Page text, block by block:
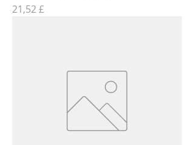
Τιμή
21,52 £